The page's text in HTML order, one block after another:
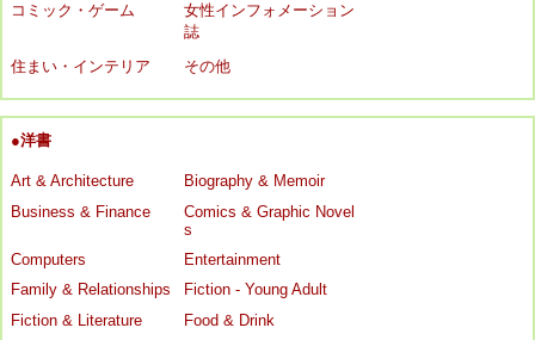
コミック・ゲーム
女性インフォメーション
誌
住まい・インテリア
その他
●洋書
Art & Architecture
Biography & Memoir
Business & Finance
Comics & Graphic Novel
s
Computers
Entertainment
Family & Relationships
Fiction - Young Adult
Fiction & Literature
Food & Drink